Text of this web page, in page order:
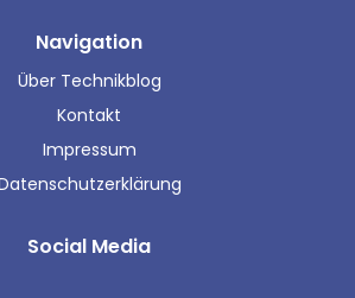
Navigation
Über Technikblog
Kontakt
Impressum
Social Media